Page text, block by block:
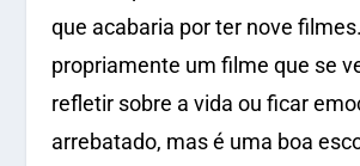
que acabaria por ter nove
propriamente um filme que se
refletir sobre a vida ou ficar
arrebatado, mas é uma boa